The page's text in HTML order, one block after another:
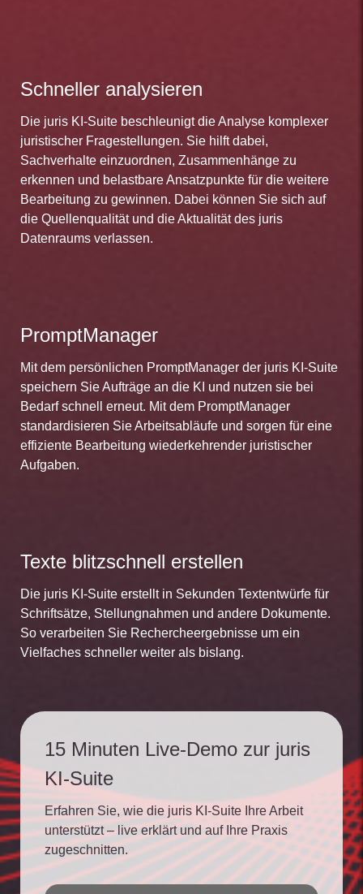
Schneller analysieren
Die juris KI-Suite beschleunigt die Analyse komplexer
juristischer Fragestellungen. Sie hilft dabei,
Sachverhalte einzuordnen, Zusammenhänge zu
erkennen und belastbare Ansatzpunkte für die weitere
Bearbeitung zu gewinnen. Dabei können Sie sich auf
die Quellenqualität und die Aktualität des juris
Datenraums verlassen.
PromptManager
Mit dem persönlichen PromptManager der juris KI-Suite
speichern Sie Aufträge an die KI und nutzen sie bei
Bedarf schnell erneut. Mit dem PromptManager
standardisieren Sie Arbeitsabläufe und sorgen für eine
effiziente Bearbeitung wiederkehrender juristischer
Aufgaben.
Texte blitzschnell erstellen
Die juris KI-Suite erstellt in Sekunden Textentwürfe für
Schriftsätze, Stellungnahmen und andere Dokumente.
So verarbeiten Sie Rechercheergebnisse um ein
Vielfaches schneller weiter als bislang.
15 Minuten Live-Demo zur juris
KI-Suite
Erfahren Sie, wie die juris KI-Suite Ihre Arbeit
unterstützt – live erklärt und auf Ihre Praxis
zugeschnitten.